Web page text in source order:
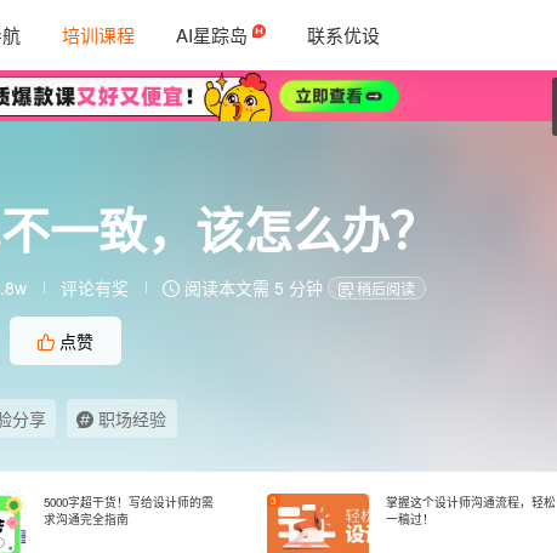
培训课程 AI星踪岛 联系优设
一致，该怎么办？
评论有奖 阅读本文需 5 分钟 稍后阅读
点赞
分享 职场经验
5000字超干货！写给设计师的需
求沟通完全指南
3
掌握这个设计师沟通流程，轻松
一稿过！